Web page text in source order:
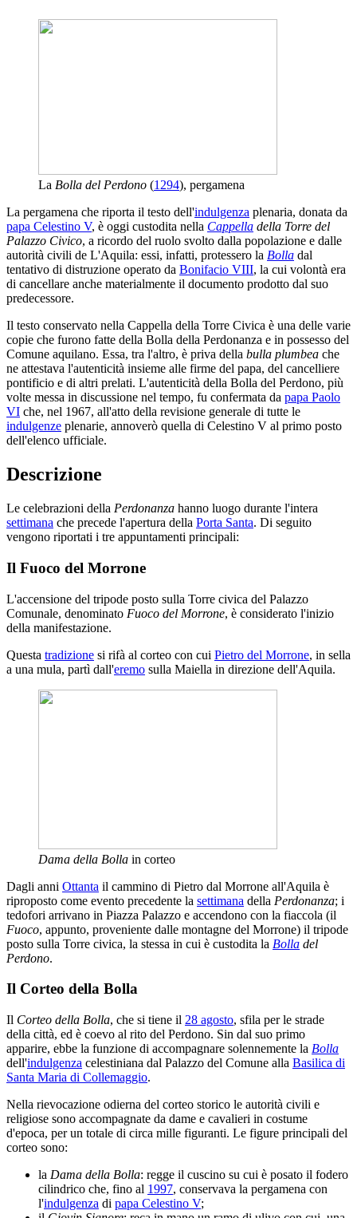
La Bolla del Perdono (1294), pergamena
La pergamena che riporta il testo dell'indulgenza plenaria, donata da
papa Celestino V, è oggi custodita nella Cappella della Torre del
Palazzo Civico, a ricordo del ruolo svolto dalla popolazione e dalle
autorità civili de L'Aquila: essi, infatti, protessero la Bolla dal
tentativo di distruzione operato da Bonifacio VIII, la cui volontà era
di cancellare anche materialmente il documento prodotto dal suo
predecessore.
Il testo conservato nella Cappella della Torre Civica è una delle varie
copie che furono fatte della Bolla della Perdonanza e in possesso del
Comune aquilano. Essa, tra l'altro, è priva della bulla plumbea che
ne attestava l'autenticità insieme alle firme del papa, del cancelliere
pontificio e di altri prelati. L'autenticità della Bolla del Perdono, più
volte messa in discussione nel tempo, fu confermata da papa Paolo
VI che, nel 1967, all'atto della revisione generale di tutte le
indulgenze plenarie, annoverò quella di Celestino V al primo posto
dell'elenco ufficiale.
Descrizione
Le celebrazioni della Perdonanza hanno luogo durante l'intera
settimana che precede l'apertura della Porta Santa. Di seguito
vengono riportati i tre appuntamenti principali:
Il Fuoco del Morrone
L'accensione del tripode posto sulla Torre civica del Palazzo
Comunale, denominato Fuoco del Morrone, è considerato l'inizio
della manifestazione.
Questa tradizione si rifà al corteo con cui Pietro del Morrone, in sella
a una mula, partì dall'eremo sulla Maiella in direzione dell'Aquila.
Dama della Bolla in corteo
Dagli anni Ottanta il cammino di Pietro dal Morrone all'Aquila è
riproposto come evento precedente la settimana della Perdonanza; i
tedofori arrivano in Piazza Palazzo e accendono con la fiaccola (il
Fuoco, appunto, proveniente dalle montagne del Morrone) il tripode
posto sulla Torre civica, la stessa in cui è custodita la Bolla del
Perdono.
Il Corteo della Bolla
Il Corteo della Bolla, che si tiene il 28 agosto, sfila per le strade
della città, ed è coevo al rito del Perdono. Sin dal suo primo
apparire, ebbe la funzione di accompagnare solennemente la Bolla
dell'indulgenza celestiniana dal Palazzo del Comune alla Basilica di
Santa Maria di Collemaggio.
Nella rievocazione odierna del corteo storico le autorità civili e
religiose sono accompagnate da dame e cavalieri in costume
d'epoca, per un totale di circa mille figuranti. Le figure principali del
corteo sono:
la Dama della Bolla: regge il cuscino su cui è posato il fodero
cilindrico che, fino al 1997, conservava la pergamena con
l'indulgenza di papa Celestino V;